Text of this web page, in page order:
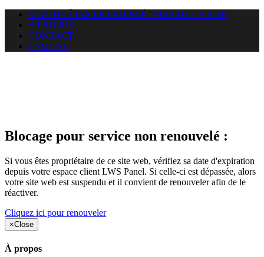
SI VOUS ÊTES LE PROPRIÉTAIRE DE CE SITE
A PROPOS
CONTACT
ENGLISH
Blocage pour service non renouvelé :
Si vous êtes propriétaire de ce site web, vérifiez sa date d'expiration
depuis votre espace client LWS Panel. Si celle-ci est dépassée, alors
votre site web est suspendu et il convient de renouveler afin de le
réactiver.
Cliquez ici pour renouveler
×Close
À propos